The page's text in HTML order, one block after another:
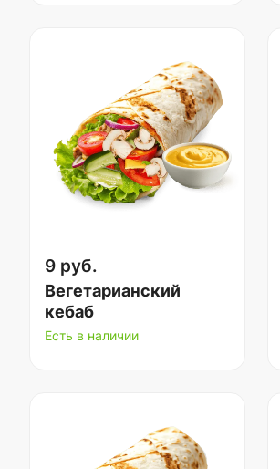
9 руб.
Вегетарианский
кебаб
Есть в наличии